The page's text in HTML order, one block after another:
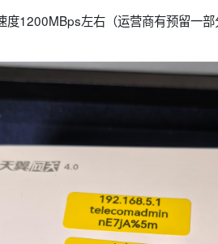
1200MBps左右（运营商有预留一